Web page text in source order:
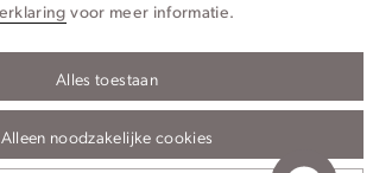
cookieverklaringAlgemene Voorwaarden
voor meer informatie.
Alles toestaan
Alleen noodzakelijke cookies